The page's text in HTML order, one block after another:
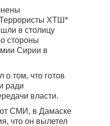
Террористы ХТШ*
в столицу
стороны
Сирии в
о том, что готов
ради
власти.
СМИ, в Дамаске
что он вылетел